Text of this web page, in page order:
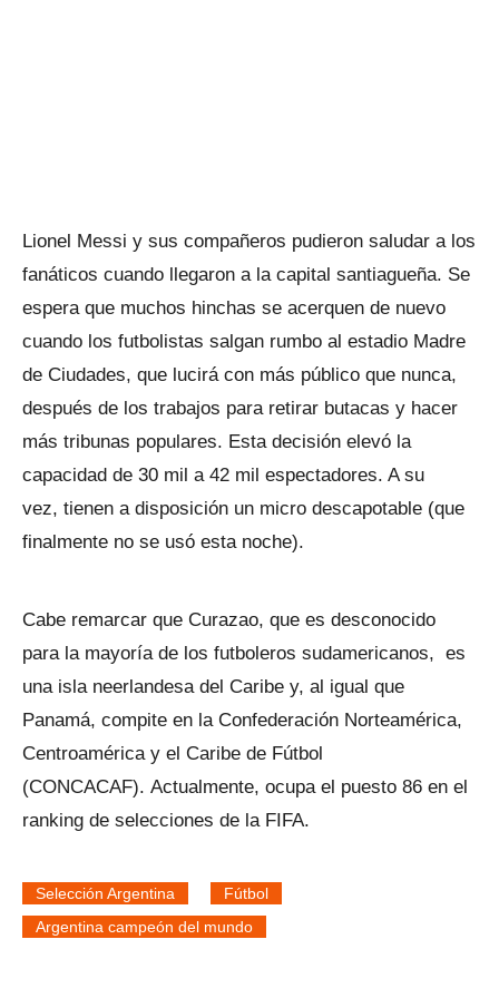
Lionel Messi y sus compañeros pudieron saludar a los
fanáticos cuando llegaron a la capital santiagueña. Se
espera que muchos hinchas se acerquen de nuevo
cuando los futbolistas salgan rumbo al estadio Madre
de Ciudades, que lucirá con más público que nunca,
después de los trabajos para retirar butacas y hacer
más tribunas populares. Esta decisión elevó la
capacidad de 30 mil a 42 mil espectadores. A su
vez, tienen a disposición un micro descapotable (que
finalmente no se usó esta noche).
Cabe remarcar que Curazao, que es desconocido
para la mayoría de los futboleros sudamericanos, es
una isla neerlandesa del Caribe y, al igual que
Panamá, compite en la Confederación Norteamérica,
Centroamérica y el Caribe de Fútbol
(CONCACAF). Actualmente, ocupa el puesto 86 en el
ranking de selecciones de la FIFA.
Selección Argentina
Fútbol
Argentina campeón del mundo